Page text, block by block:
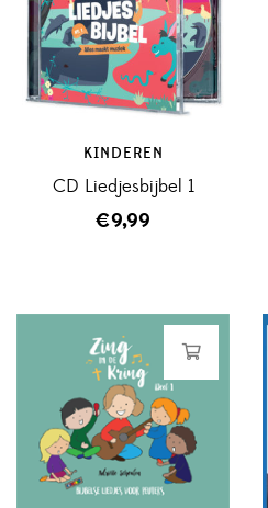
KINDEREN
CD Liedjesbijbel 1
€9,99